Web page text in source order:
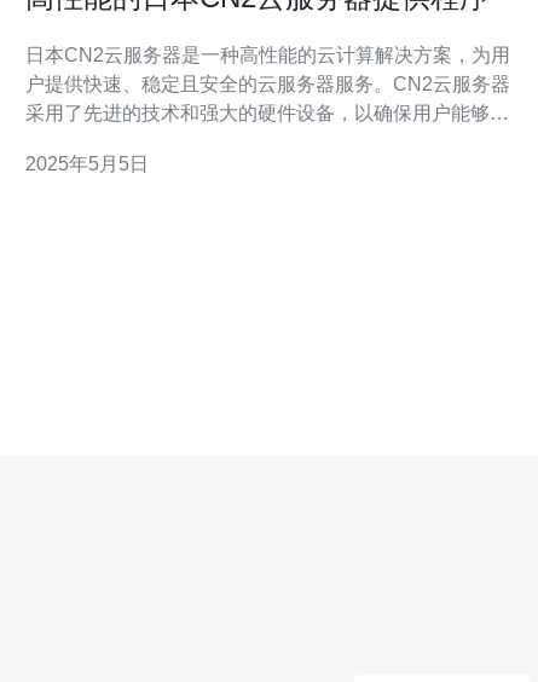
日本CN2云服务器是一种高性能的云计算解决方案，为用
户提供快速、稳定且安全的云服务器服务。CN2云服务器
采用了先进的技术和强大的硬件设备，以确保用户能够获
计算技术的高性能服务器。它采用了CN2线路，这是中国
2025年5月5日